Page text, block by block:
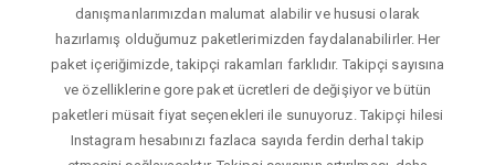
danışmanlarımızdan malumat alabilir ve hususi olarak
hazırlamış olduğumuz paketlerimizden faydalanabilirler. Her
paket içeriğimizde, takipçi rakamları farklıdır. Takipçi sayısına
ve özelliklerine gore paket ücretleri de değişiyor ve bütün
paketleri müsait fiyat seçenekleri ile sunuyoruz. Takipçi hilesi
Instagram hesabınızı fazlaca sayıda ferdin derhal takip